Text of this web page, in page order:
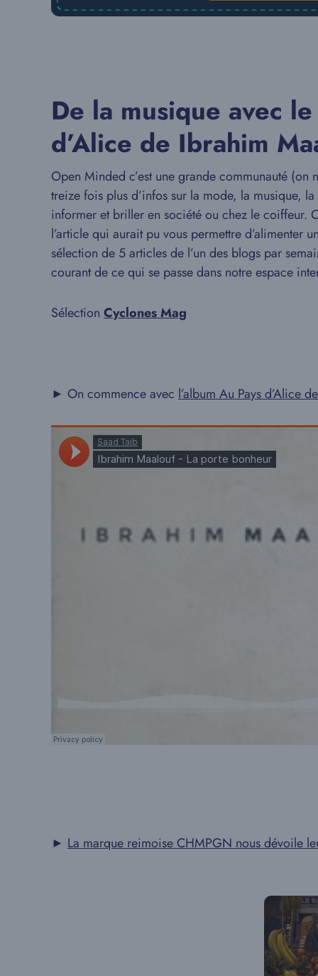
De la musique avec
d’Alice de Ibrahim
Open Minded c’est une grande communauté (on
treize fois plus d’infos sur la mode, la musique,
informer et briller en société ou chez le coiffeur.
l’article qui aurait pu vous permettre d’alimenter
sélection de 5 articles de l’un des blogs par
courant de ce qui se passe dans notre espace
Sélection Cyclones Mag
► On commence avec l’album Au Pays d’Alice
► La marque reimoise CHMPGN nous dévoile